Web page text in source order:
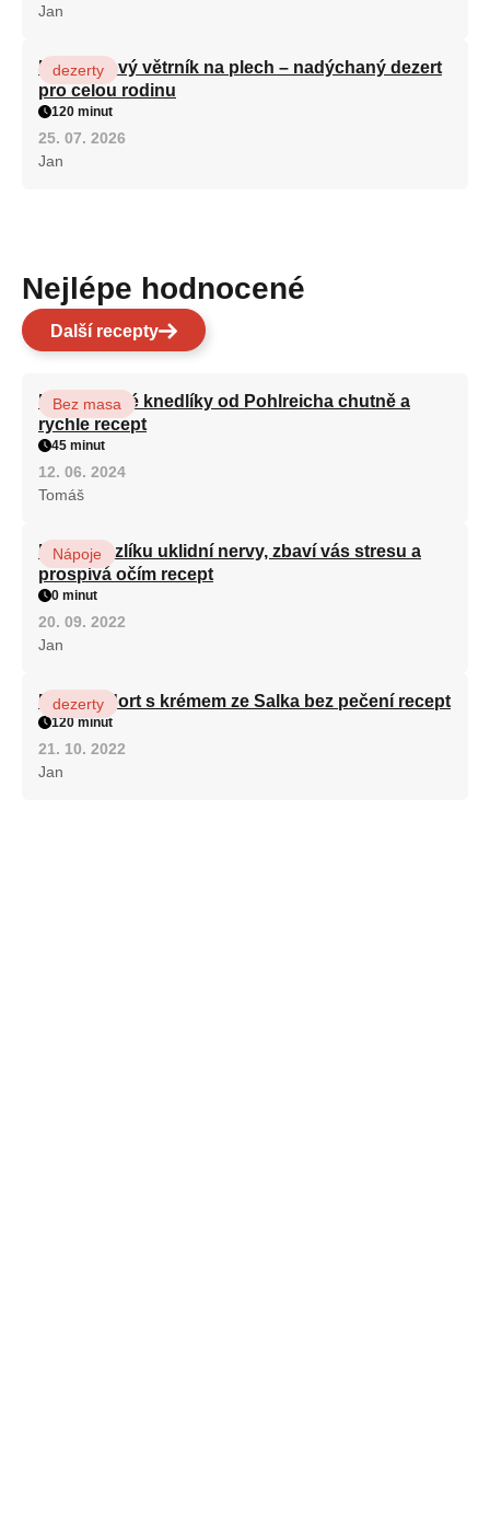
Jan
Karamelový větrník na plech – nadýchaný dezert
pro celou rodinu
dezerty
120 minut
25. 07. 2026
Jan
Nejlépe hodnocené
Další recepty
Karlovarské knedlíky od Pohlreicha chutně a
rychle recept
Bez masa
45 minut
12. 06. 2024
Tomáš
Kořen kozlíku uklidní nervy, zbaví vás stresu a
prospívá očím recept
Nápoje
0 minut
20. 09. 2022
Jan
Patrový dort s krémem ze Salka bez pečení recept
dezerty
120 minut
21. 10. 2022
Jan